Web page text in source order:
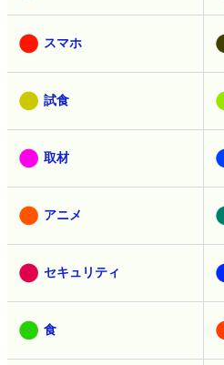
スマホ
試食
取材
アニメ
セキュリティ
食